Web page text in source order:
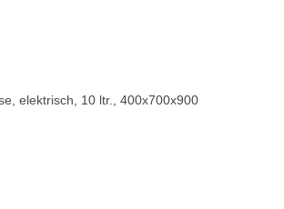
elektrisch, 10 ltr., 400x700x900